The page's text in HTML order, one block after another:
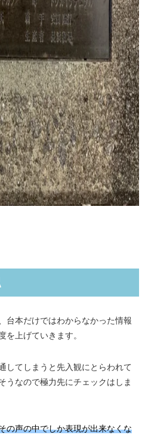
台本だけではわからなかった情報
を上げていきます。
してしまうと先入観にとらわれて
うなので極力先にチェックはしま
の声の中でしか表現が出来なくな